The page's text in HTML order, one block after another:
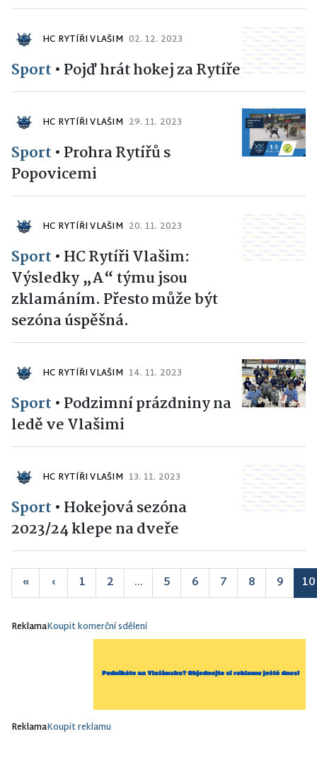
HC RYTÍŘI VLAŠIM 02. 12. 2023
Sport • Pojď hrát hokej za Rytíře
HC RYTÍŘI VLAŠIM 29. 11. 2023
Sport • Prohra Rytířů s
Popovicemi
HC RYTÍŘI VLAŠIM 20. 11. 2023
Sport • HC Rytíři Vlašim:
Výsledky „A“ týmu jsou
zklamáním. Přesto může být
sezóna úspěšná.
HC RYTÍŘI VLAŠIM 14. 11. 2023
Sport • Podzimní prázdniny na
ledě ve Vlašimi
HC RYTÍŘI VLAŠIM 13. 11. 2023
Sport • Hokejová sezóna
2023/24 klepe na dveře
« ‹ 1 2 ... 5 6 7 8 9 10
ReklamaKoupit komerční sdělení
ReklamaKoupit reklamu